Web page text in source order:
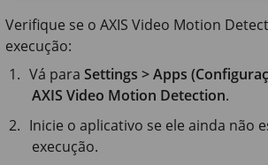
Verifique se o AXIS Video Motion
execução:
Vá paraSettings > Apps
AXIS Video Motion Detection.
Inicie o aplicativo se ele ainda não
execução.